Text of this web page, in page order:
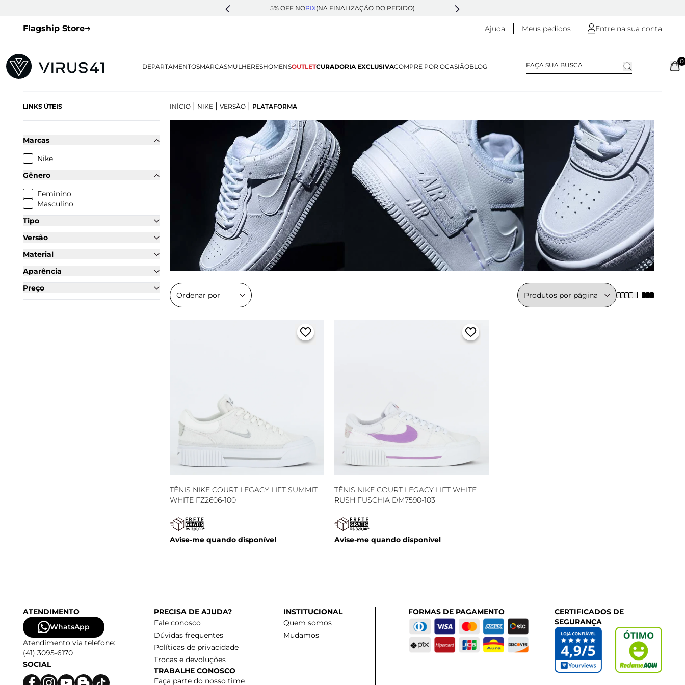
5% OFF NOPIX(NA FINALIZAÇÃO DO PEDIDO)
Flagship Store Ajuda Meus pedidos Entre na sua conta
DEPARTAMENTOSMARCASMULHERESHOMENSOUTLETCURADORIA EXCLUSIVACOMPRE POR OCASIÃOBLOG
0
LINKS ÚTEIS
Marcas
Nike
Aparência
Gênero
Feminino
Masculino
Material
Tipo
Versão
Preço
INÍCIO | NIKE | VERSÃO | PLATAFORMA
TÊNIS NIKE COURT LEGACY LIFT SUMMIT
WHITE FZ2606-100
Avise-me quando disponível
TÊNIS NIKE COURT LEGACY LIFT WHITE
RUSH FUSCHIA DM7590-103
Avise-me quando disponível
ATENDIMENTO
WhatsApp
Atendimento via telefone:
(41) 3095-6170
SOCIAL
PRECISA DE AJUDA?
Fale conosco
Dúvidas frequentes
Políticas de privacidade
Trocas e devoluções
TRABALHE CONOSCO
Faça parte do nosso time
INSTITUCIONAL
Quem somos
Mudamos
FORMAS DE PAGAMENTO
CERTIFICADOS DE
SEGURANÇA